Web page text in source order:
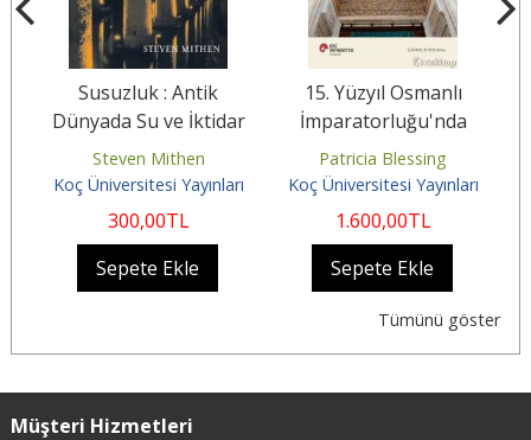
Susuzluk : Antik
Dünyada Su ve İktidar
Steven Mithen
Koç Üniversitesi Yayınları
300,00TL
Sepete Ekle
15. Yüzyıl Osmanlı
İmparatorluğu'nda
Mimarlık ve Malzeme
Siyaseti
Patricia Blessing
Koç Üniversitesi Yayınları
1.600,00TL
Sepete Ekle
Tümünü göster
Müşteri Hizmetleri